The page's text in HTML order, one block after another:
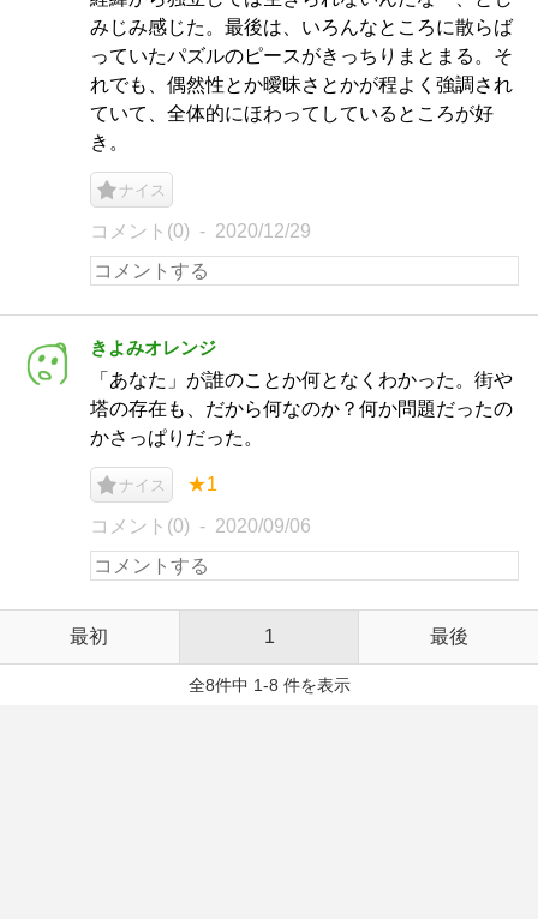
みじみ感じた。最後は、いろんなところに散らば
っていたパズルのピースがきっちりまとまる。そ
れでも、偶然性とか曖昧さとかが程よく強調され
ていて、全体的にほわってしているところが好
き。
ナイス
コメント(0) 2020/12/29
きよみオレンジ
「あなた」が誰のことか何となくわかった。街や
塔の存在も、だから何なのか？何か問題だったの
かさっぱりだった。
ナイス ★1
コメント(0) 2020/09/06
最初 1 最後
全8件中 1-8 件を表示